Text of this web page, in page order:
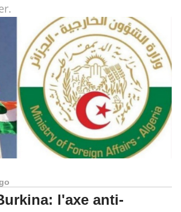
l'axe anti-